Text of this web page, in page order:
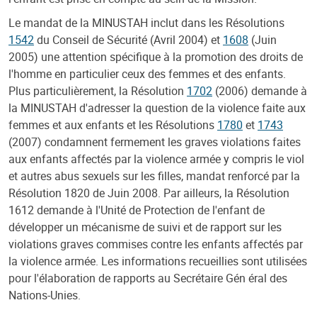
Le mandat de la MINUSTAH inclut dans les Résolutions
1542du Conseil de Sécurité (Avril 2004) et 1608 (Juin
2005) une attention spécifique à la promotion des droits de
l'homme en particulier ceux des femmes et des enfants.
Plus particulièrement, la Résolution 1702 (2006) demande à
la MINUSTAH d'adresser la question de la violence faite aux
femmes et aux enfants et les Résolutions 1780 et 1743
(2007) condamnent fermement les graves violations faites
aux enfants affectés par la violence armée y compris le viol
et autres abus sexuels sur les filles, mandat renforcé par la
Résolution 1820 de Juin 2008. Par ailleurs, la Résolution
1612 demande à l'Unité de Protection de l'enfant de
développer un mécanisme de suivi et de rapport sur les
violations graves commises contre les enfants affectés par
la violence armée. Les informations recueillies sont utilisées
pour l'élaboration de rapports au Secrétaire Gén éral des
Nations-Unies.